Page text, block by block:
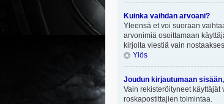
Kuinka vaihdan arvoani?
Yleensä et voi suoraan
arvonimiä osoittamaan
kirjoita viestiä vain
Ylös
Joudun kirjautumaan
Vain rekisteröityneet
roskapostittajien toimintaa.